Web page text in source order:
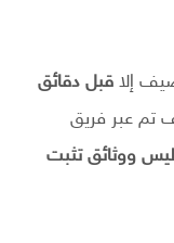
إلا قبل دقائق
تم عبر فريق
ووثائق تثبت